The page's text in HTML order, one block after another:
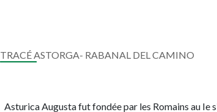
TRACÉ ASTORGA- RABANAL DEL CAMINO
Asturica Augusta fut fondée par les Romains au Ie